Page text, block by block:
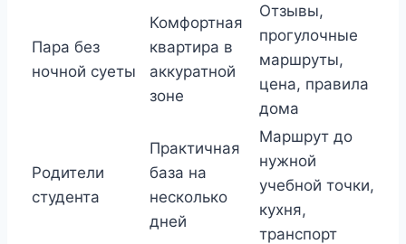
Пара без
ночной суеты
Комфортная
квартира в
аккуратной
зоне
Отзывы,
прогулочные
маршруты,
цена, правила
дома
Родители
студента
Практичная
база на
несколько
дней
Маршрут до
нужной
учебной точки,
кухня,
транспорт